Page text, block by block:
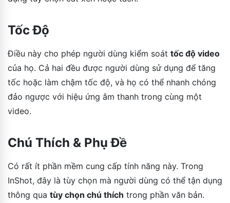
Tốc Độ
Điều này cho phép người dùng kiểm soát tốc độ video
của họ. Cả hai đều được người dùng sử dụng để tăng
tốc hoặc làm chậm tốc độ, và họ có thể nhanh chóng
đảo ngược với hiệu ứng âm thanh trong cùng một
video.
Chú Thích & Phụ Đề
Có rất ít phần mềm cung cấp tính năng này. Trong
InShot, đây là tùy chọn mà người dùng có thể tận dụng
thông qua tùy chọn chú thích trong phần văn bản.